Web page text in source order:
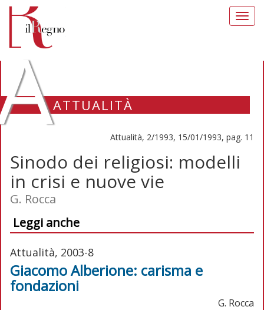
ATTUALITÀ
Attualità, 2/1993, 15/01/1993, pag. 11
Sinodo dei religiosi: modelli
in crisi e nuove vie
G. Rocca
Leggi anche
Attualità, 2003-8
Giacomo Alberione: carisma e
fondazioni
G. Rocca